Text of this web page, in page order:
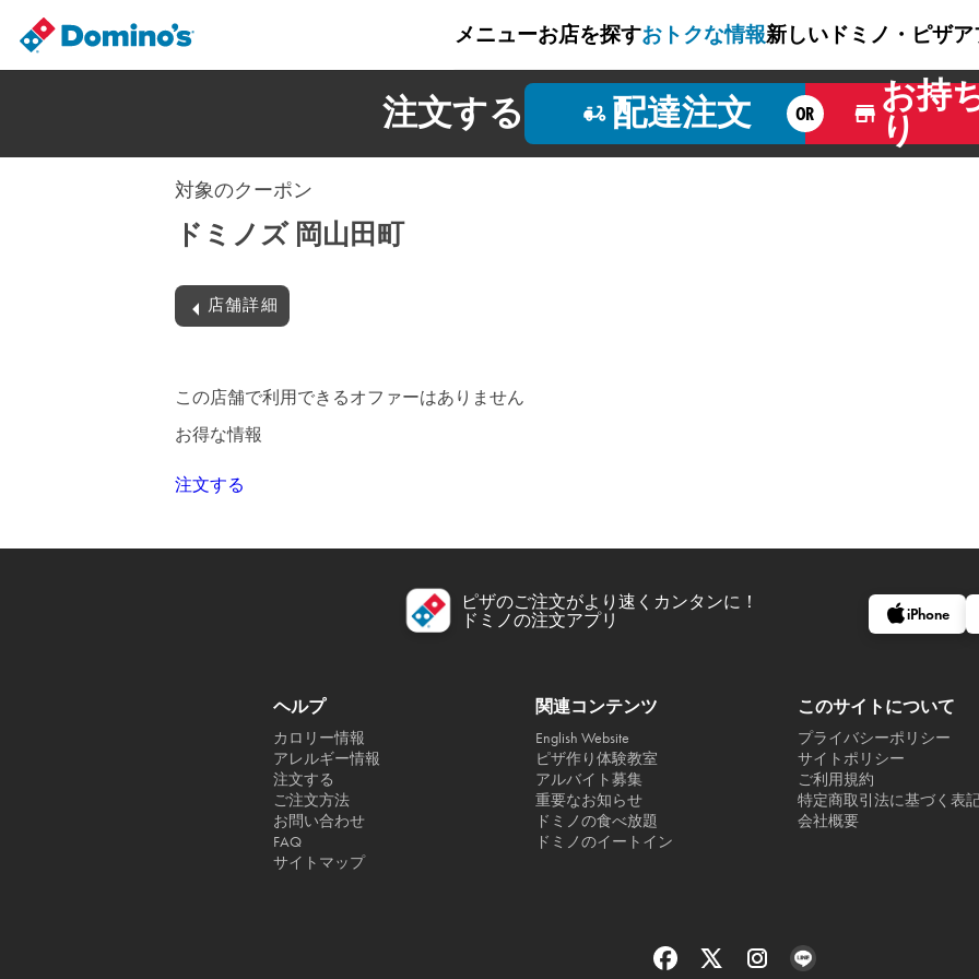
メニューお店を探すおトクな情報新しいドミノ・ピザア
注文する 配達注文 OR
お持
り
対象のクーポン
ドミノズ 岡山田町
店舗詳細
この店舗で利用できるオファーはありません
お得な情報
注文する
ピザのご注文がより速くカンタンに！
ドミノの注文アプリ
iPhone
ヘルプ
カロリー情報
アレルギー情報
注文する
ご注文方法
お問い合わせ
FAQ
サイトマップ
関連コンテンツ
English Website
ピザ作り体験教室
アルバイト募集
重要なお知らせ
ドミノの食べ放題
ドミノのイートイン
このサイトについて
プライバシーポリシー
サイトポリシー
ご利用規約
特定商取引法に基づく表
会社概要